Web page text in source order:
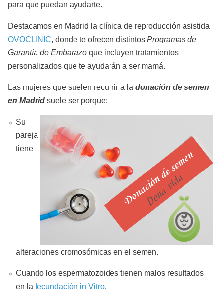
para que puedan ayudarte.
Destacamos en Madrid la clínica de reproducción asistida
OVOCLINIC, donde te ofrecen distintos Programas de
Garantía de Embarazo que incluyen tratamientos
personalizados que te ayudarán a ser mamá.
Las mujeres que suelen recurrir a la donación de semen
en Madrid suele ser porque:
Su
pareja
tiene
alteraciones cromosómicas en el semen.
Cuando los espermatozoides tienen malos resultados
en la fecundación in Vitro.